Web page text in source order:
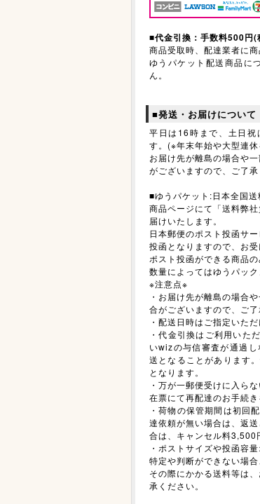
■代金引換：手数料500円(
商品受取時、配達業者に
ゆうパケット配送商品に
ん。
■発送・お届けについて
平日は16時まで、土日祝
す。(※年末年始や大型連
お届け先が離島の場合や
がございますので、ご了承
■ゆうパケット:日本全国
商品ページにて「送料弊
届けいたします。
日本郵便のポスト投函サ
投函となりますので、お
ポスト投函ができる商品
数量によってはゆうパッ
※注意点※
・お届け先が離島の場合
合がございますので、ご了
・配送日時はご指定いただ
・代金引換はご利用いた
いwizの与信審査が通過
送となることがあります
となります。
・万が一郵便受けに入ら
在票にて再配達のお手続き
・荷物の保管期間は初回
達依頼が無い場合は、返
合は、キャンセル料3,500
・ポストサイズや投函容
特定や判断ができない場
その際にかかる送料等は
承ください。